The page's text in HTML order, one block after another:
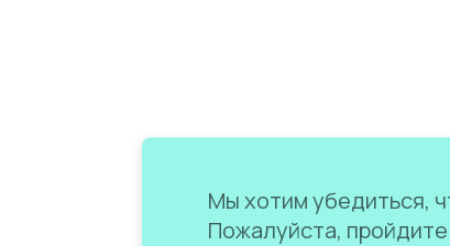
Мы хотим убедиться,
Пожалуйста,